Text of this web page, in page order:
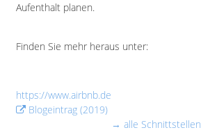
Aufenthalt planen.
Finden Sie mehr heraus unter:
https://www.airbnb.de
Blogeintrag (2019)
→ alle Schnittstellen